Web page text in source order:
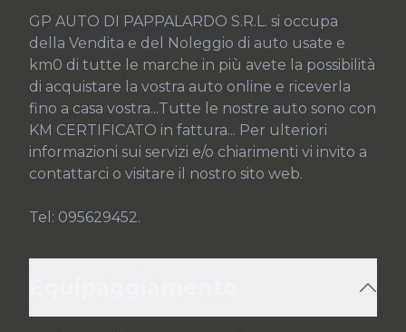
GP AUTO DI PAPPALARDO S.R.L. si occupa
della Vendita e del Noleggio di auto usate e
km0 di tutte le marche in più avete la possibilità
di acquistare la vostra auto online e riceverla
fino a casa vostra...Tutte le nostre auto sono con
KM CERTIFICATO in fattura... Per ulteriori
informazioni sui servizi e/o chiarimenti vi invito a
contattarci o visitare il nostro sito web.
Tel: 095629452.